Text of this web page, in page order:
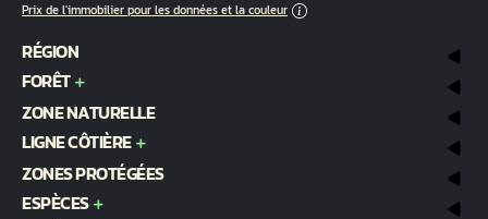
Prix de l'immobilier pour les données et la couleur
RÉGION
FORÊT
ZONE NATURELLE
LIGNE CÔTIÈRE
ZONES PROTÉGÉES
ESPÈCES